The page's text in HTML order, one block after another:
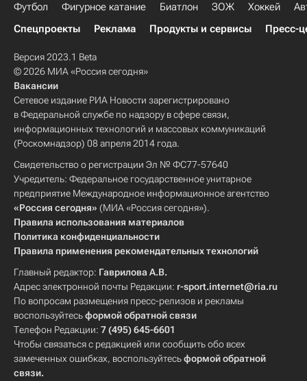
Футбол Фигурное катание Биатлон ЗОЖ Хоккей
Спецпроекты
Реклама Продукты и сервисы Пресс-
Версия 2023.1 Beta
© 2026 МИА «Россия сегодня»
Вакансии
Сетевое издание РИА Новости зарегистрировано
в Федеральной службе по надзору в сфере связи,
информационных технологий и массовых коммуникаций
(Роскомнадзор) 08 апреля 2014 года.
Свидетельство о регистрации Эл № ФС77-57640
Учредитель: Федеральное государственное унитарное
предприятие Международное информационное агентство
«Россия сегодня» (МИА «Россия сегодня»).
Правила использования материалов
Политика конфиденциальности
Правила применения рекомендательных технологий
Главный редактор: Гаврилова А.В.
Адрес электронной почты Редакции: r-sport.internet@ria.ru
По вопросам размещения пресс-релизов и рекламы
воспользуйтесьформой обратной связи
Телефон Редакции: 7 (495) 645-6601
Чтобы связаться с редакцией или сообщить обо всех
замеченных ошибках, воспользуйтесьформой обратной
связи.